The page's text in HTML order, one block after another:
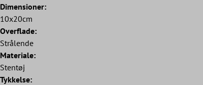
Dimensioner:
10x20cm
Overflade:
Strålende
Materiale:
Stentøj
Tykkelse: